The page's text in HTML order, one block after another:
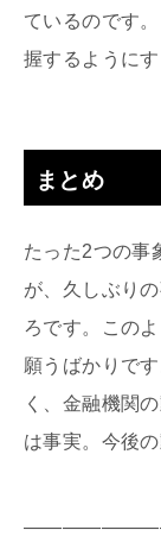
ているのです
握するように
まとめ
たった2つの事
が、久しぶり
ろです。この
願うばかりで
く、金融機関
は事実。今後